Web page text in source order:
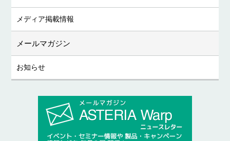
メディア掲載情報
メールマガジン
お知らせ